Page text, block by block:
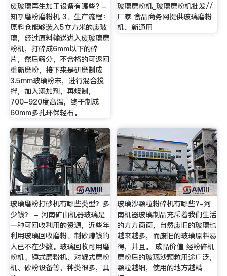
废玻璃再生加工设备有哪些? -
知乎磨粉磨粉机 3、生产流程：
原料仓能够装入5立方米的废玻
璃，经过原料输送进入废玻璃磨
粉机，打碎成6mm以下的碎
片，然后筛分，不合格的可返回
重新磨粉，接下来是研磨制成
3.5mm玻璃粉末，进行混合搅
拌，加入添加剂，再烧制，
700-920度高温，终于制成
60mm多孔环保轻石。
玻璃磨粉机_玻璃磨粉机批发//
厂家 食品商务网提供玻璃磨粉
机。新通用
玻璃磨粉打砂机有哪些类型？多
少钱？ - 河南矿山机器玻璃是
一种可回收利用的资源，近些年
利用玻璃回收磨粉、制砂赚钱的
人已不在少数。玻璃回收可用磨
粉机、锤式磨粉机、对辊式磨粉
机、砂粉设备等，种类很多，具
玻璃沙颗粒粉碎机有哪些?-河
南机器玻璃制品充斥着我们生活
的方方面面，自然废旧的玻璃也
越来越多，而废旧的玻璃原料易
得，并且。 成品价值 经粉碎机
磨粉后的玻璃沙颗粒用途广泛，
颗粒越细，使用的地方越精